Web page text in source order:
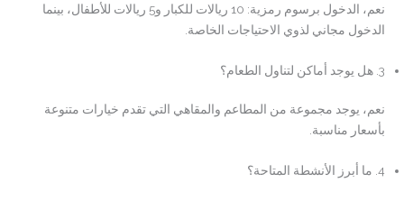
نعم، الدخول برسوم رمزية: 10 ريالات للكبار و5 ريالات للأطفال، بينما
الدخول مجاني لذوي الاحتياجات الخاصة.
3. هل يوجد أماكن لتناول الطعام؟
نعم، يوجد مجموعة من المطاعم والمقاهي التي تقدم خيارات متنوعة
بأسعار مناسبة.
4. ما أبرز الأنشطة المتاحة؟